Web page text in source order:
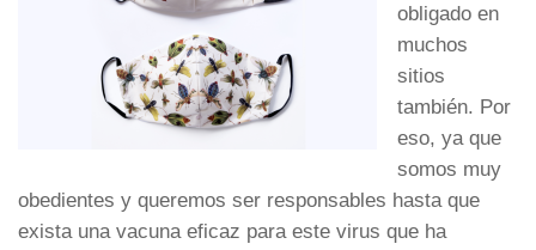
obligado en
muchos
sitios
también. Por
eso, ya que
somos muy
obedientes y queremos ser responsables hasta que
exista una vacuna eficaz para este virus que ha